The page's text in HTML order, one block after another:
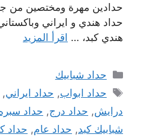
حدادين مهرة ومختصين من
حداد هندي و ايراني
هندي كبد، … اقرأ المزيد
التصنيفات
حداد شبابيك
الوسوم
حداد ابواب, حداد ايراني,
درايش, حداد درج, حداد
شبابيك كبد, حداد عام, حداد